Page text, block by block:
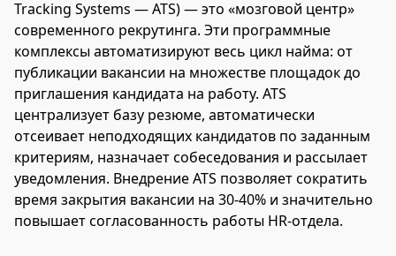
Tracking Systems — ATS) — это «мозговой центр»
современного рекрутинга. Эти программные
комплексы автоматизируют весь цикл найма: от
публикации вакансии на множестве площадок до
приглашения кандидата на работу. ATS
централизует базу резюме, автоматически
отсеивает неподходящих кандидатов по заданным
критериям, назначает собеседования и рассылает
уведомления. Внедрение ATS позволяет сократить
время закрытия вакансии на 30-40% и значительно
повышает согласованность работы HR-отдела.